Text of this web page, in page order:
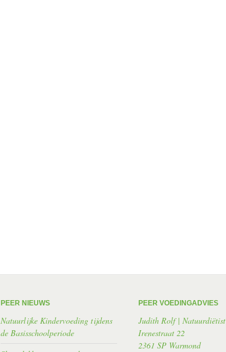
PEER NIEUWS
Natuurlijke Kindervoeding tijdens
de Basisschoolperiode
PEER VOEDINGADVIES
Judith Rolf | Natuurdiëtist
Irenestraat 22
2361 SP Warmond